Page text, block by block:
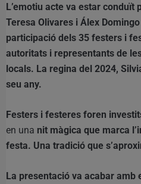
L’emotiu acte va estar conduït
Teresa Olivares i Álex Domingo
participació dels 35 festers i
autoritats i representants de
locals. La regina del 2024,
seu any.
Festers i festeres foren
en una nit màgica que marca
festa. Una tradició que
La presentació va acabar amb